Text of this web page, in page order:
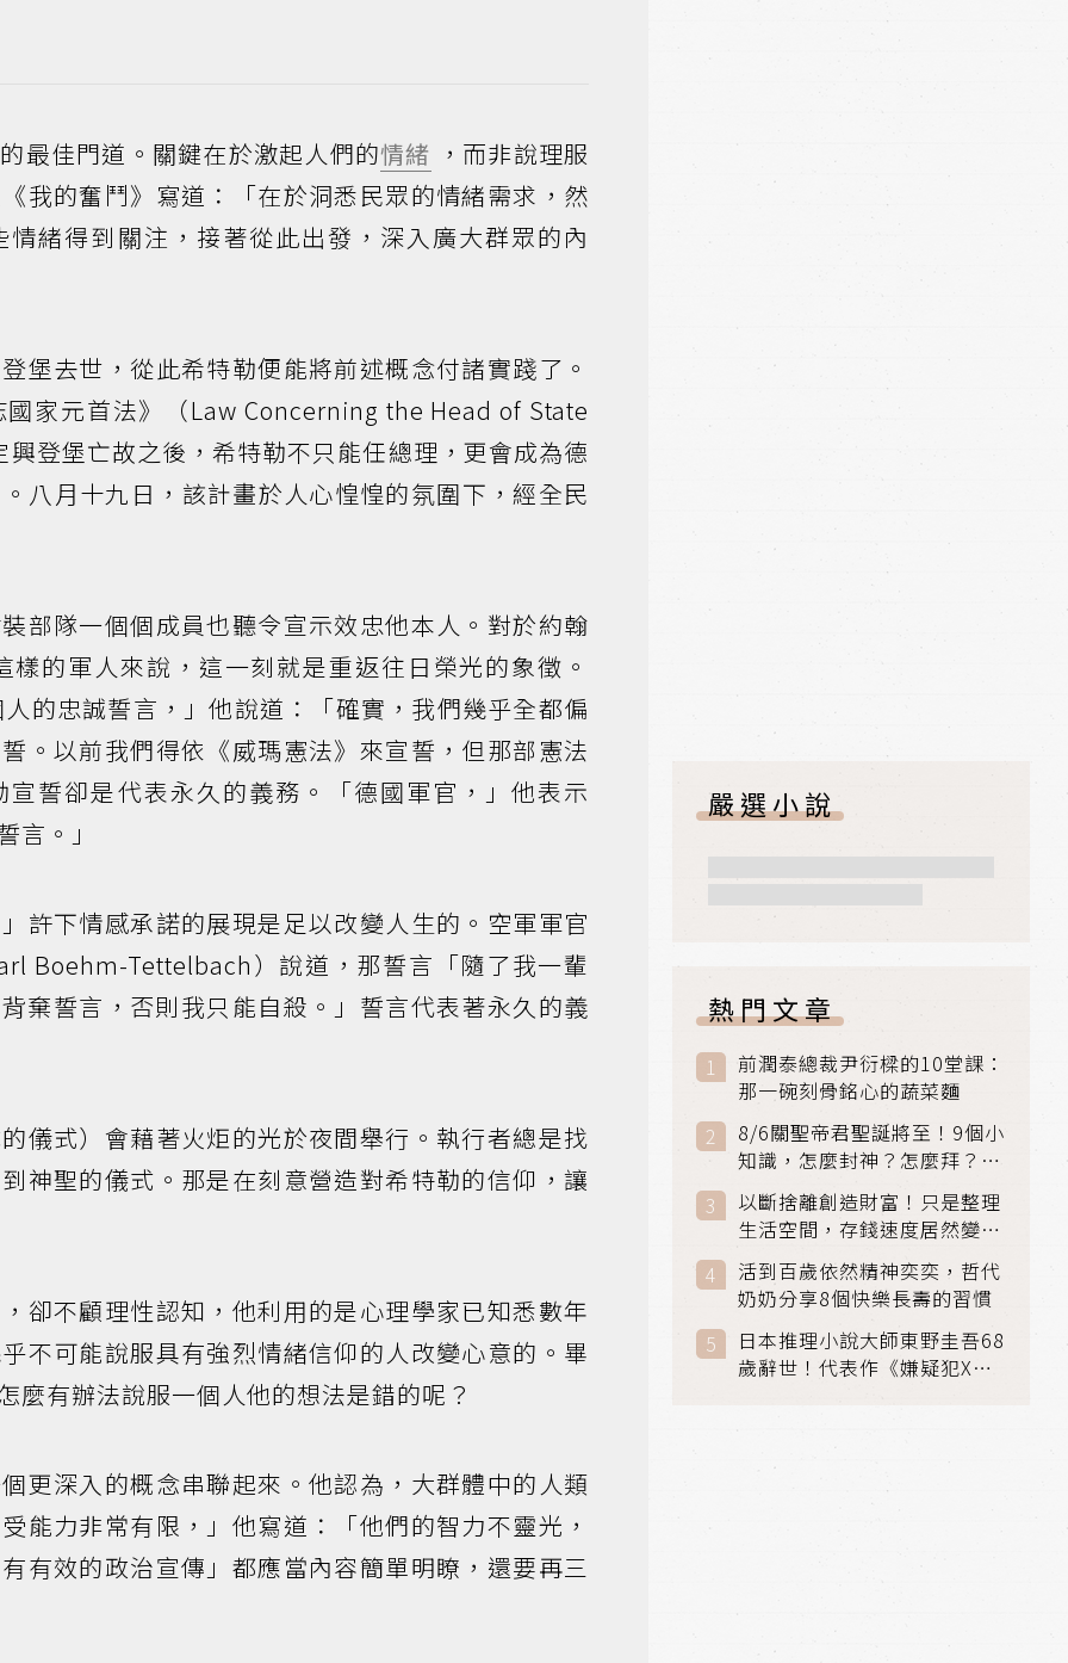
最佳門道。關鍵在於激起人們的情緒 ，而非說理服
我的奮鬥》寫道：「在於洞悉民眾的情緒需求，然
緒得到關注，接著從此出發，深入廣大群眾的內
堡去世，從此希特勒便能將前述概念付諸實踐了。
家元首法》（Law Concerning the Head of State
登堡亡故之後，希特勒不只能任總理，更會成為德
八月十九日，該計畫於人心惶惶的氛圍下，經全民
部隊一個個成員也聽令宣示效忠他本人。對於約翰
的軍人來說，這一刻就是重返往日榮光的象徵。
的忠誠誓言，」他說道：「確實，我們幾乎全都偏
。以前我們得依《威瑪憲法》來宣誓，但那部憲法
誓卻是代表永久的義務。「德國軍官，」他表示
言。」
許下情感承諾的展現是足以改變人生的。空軍軍官
Boehm-Tettelbach）說道，那誓言「隨了我一輩
誓言，否則我只能自殺。」誓言代表著永久的義
儀式）會藉著火炬的光於夜間舉行。執行者總是找
神聖的儀式。那是在刻意營造對希特勒的信仰，讓
卻不顧理性認知，他利用的是心理學家已知悉數年
不可能說服具有強烈情緒信仰的人改變心意的。畢
麼有辦法說服一個人他的想法是錯的呢？
更深入的概念串聯起來。他認為，大群體中的人類
能力非常有限，」他寫道：「他們的智力不靈光，
有效的政治宣傳」都應當內容簡單明瞭，還要再三
嚴選小說
熱門文章
前潤泰總裁尹衍樑的10堂課：
那一碗刻骨銘心的蔬菜麵
8/6關聖帝君聖誕將至！9個小
知識，怎麼封神？怎麼拜？該
拜哪個關帝？
以斷捨離創造財富！只是整理
生活空間，存錢速度居然變快
了
活到百歲依然精神奕奕，哲代
奶奶分享8個快樂長壽的習慣
日本推理小說大師東野圭吾68
歲辭世！代表作《嫌疑犯X的